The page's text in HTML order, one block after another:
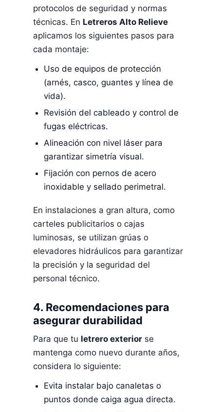
protocolos de seguridad y normas
técnicas. En Letreros Alto Relieve
aplicamos los siguientes pasos para
cada montaje:
Uso de equipos de protección
(arnés, casco, guantes y línea de
vida).
Revisión del cableado y control de
fugas eléctricas.
Alineación con nivel láser para
garantizar simetría visual.
Fijación con pernos de acero
inoxidable y sellado perimetral.
En instalaciones a gran altura, como
carteles publicitarios o cajas
luminosas, se utilizan grúas o
elevadores hidráulicos para garantizar
la precisión y la seguridad del
personal técnico.
4. Recomendaciones para
asegurar durabilidad
Para que tu letrero exterior se
mantenga como nuevo durante años,
considera lo siguiente:
Evita instalar bajo canaletas o
puntos donde caiga agua directa.